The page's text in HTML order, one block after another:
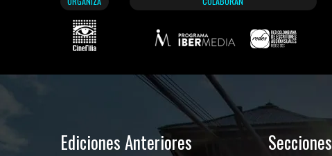
Ediciones Anteriores Secciones